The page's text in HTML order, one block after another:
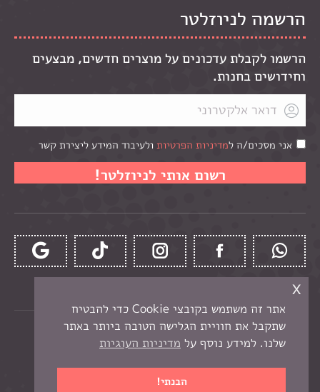
הרשמה לניוזלטר
הרשמו לקבלת עדכונים על מוצרים חדשים, מבצעים
וחידושים בחנות.
אני מסכים/ה למדיניות הפרטיות ולעיבוד המידע ליצירת קשר
כל הזכויות שמורות לקרן -חנות יצירה בנתניה
תפריט תחתון
בניית אתר מכירות
אתר זה משתמש בקובצי Cookie כדי להבטיח
שתקבל את חוויית הגלישה הטובה ביותר באתר
שלנו. למידע נוסף על מדיניות העוגיות
הבנתי!
x